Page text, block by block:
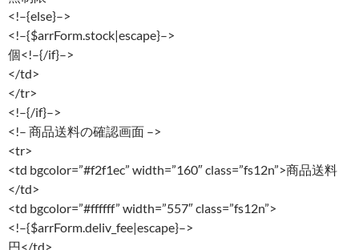
<!–{else}–>
<!–{$arrForm.stock|escape}–>
個<!–{/if}–>
</td>
</tr>
<!–{/if}–>
<!– 商品送料の確認画面 –>
<tr>
<td bgcolor=”#f2f1ec” width=”160″ class=”fs12n”>商品送料
</td>
<td bgcolor=”#ffffff” width=”557″ class=”fs12n”>
<!–{$arrForm.deliv_fee|escape}–>
円</td>